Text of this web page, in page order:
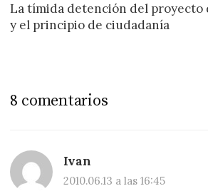
La tímida detención del proyecto
y el principio de ciudadanía
8 comentarios
Ivan
2010.06.13 a las 16:45